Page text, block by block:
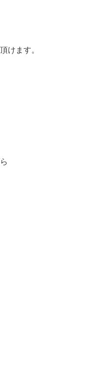
けます。